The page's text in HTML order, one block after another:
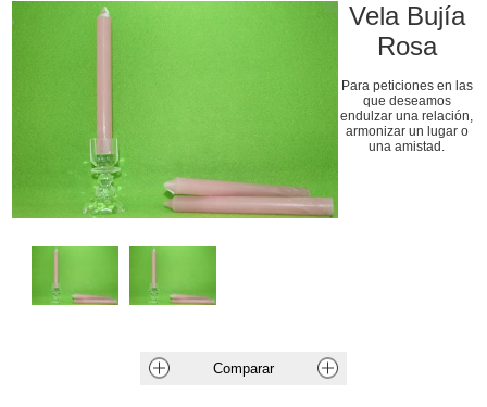
Vela Bujía
Rosa
Para peticiones en las
que deseamos
endulzar una relación,
armonizar un lugar o
una amistad.